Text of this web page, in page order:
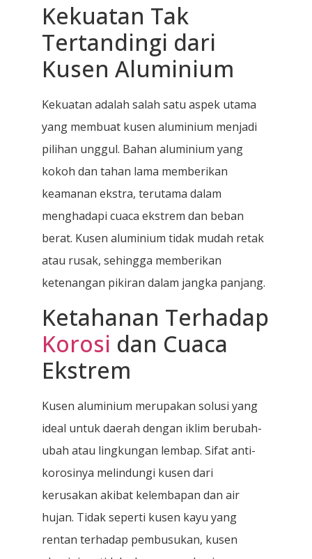
Kekuatan Tak
Tertandingi dari
Kusen Aluminium
Kekuatan adalah salah satu aspek utama
yang membuat kusen aluminium menjadi
pilihan unggul. Bahan aluminium yang
kokoh dan tahan lama memberikan
keamanan ekstra, terutama dalam
menghadapi cuaca ekstrem dan beban
berat. Kusen aluminium tidak mudah retak
atau rusak, sehingga memberikan
ketenangan pikiran dalam jangka panjang.
Ketahanan Terhadap
Korosi dan Cuaca
Ekstrem
Kusen aluminium merupakan solusi yang
ideal untuk daerah dengan iklim berubah-
ubah atau lingkungan lembap. Sifat anti-
korosinya melindungi kusen dari
kerusakan akibat kelembapan dan air
hujan. Tidak seperti kusen kayu yang
rentan terhadap pembusukan, kusen